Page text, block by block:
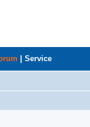
Service